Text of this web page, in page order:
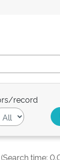
record
time: